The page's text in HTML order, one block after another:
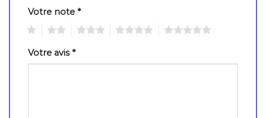
Votre note *
Votre avis*